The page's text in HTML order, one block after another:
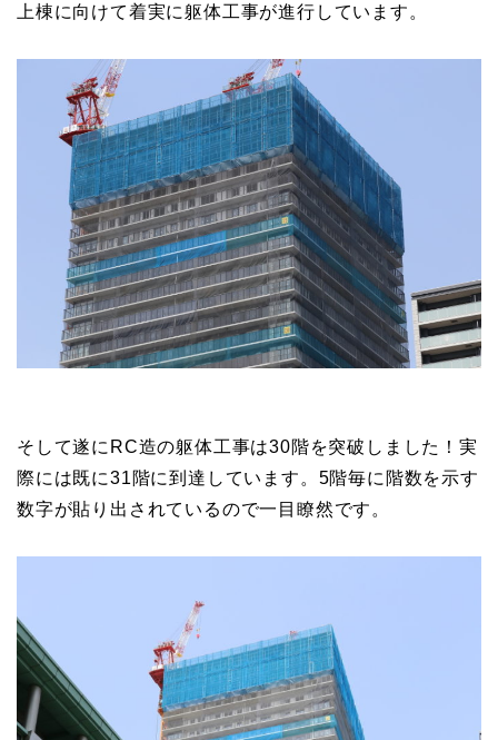
上棟に向けて着実に躯体工事が進行しています。
そして遂にRC造の躯体工事は30階を突破しました！実
際には既に31階に到達しています。5階毎に階数を示す
数字が貼り出されているので一目瞭然です。